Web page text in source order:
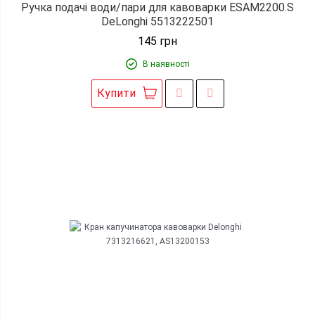
Ручка подачі води/пари для кавоварки ESAM2200.S
DeLonghi 5513222501
145 грн
В наявності
Купити